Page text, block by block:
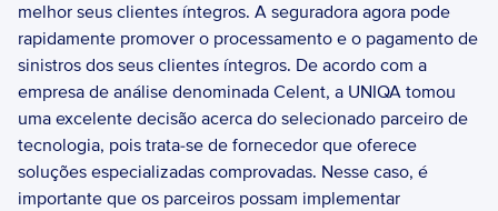
melhor seus clientes íntegros. A seguradora agora pode
rapidamente promover o processamento e o pagamento de
sinistros dos seus clientes íntegros. De acordo com a
empresa de análise denominada Celent, a UNIQA tomou
uma excelente decisão acerca do selecionado parceiro de
tecnologia, pois trata-se de fornecedor que oferece
soluções especializadas comprovadas. Nesse caso, é
importante que os parceiros possam implementar